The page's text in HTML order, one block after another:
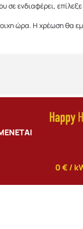
σε ενδιαφέρει,
ώρα. Η χρέωση θα
0 € /